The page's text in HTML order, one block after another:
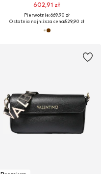
602,91 zł
Pierwotnie: 669,90 zł
Ostatnia najniższa cena:529,90 zł